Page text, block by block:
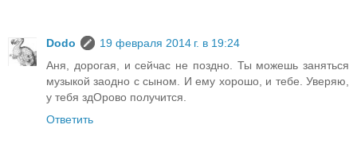
Dodo
19 февраля 2014 г. в 19:24
Аня, дорогая, и сейчас не поздно. Ты можешь заняться
музыкой заодно с сыном. И ему хорошо, и тебе. Уверяю,
у тебя здОрово получится.
Ответить